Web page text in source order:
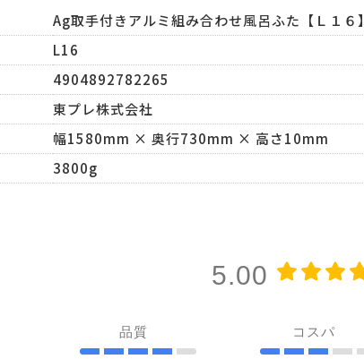
Ag取手付きアルミ組み合わせ風呂ふた【Ｌ１６】
L16
4904892782265
東プレ株式会社
幅1580mm × 奥行730mm × 高さ10mm
3800g
5.00
品質 コスパ